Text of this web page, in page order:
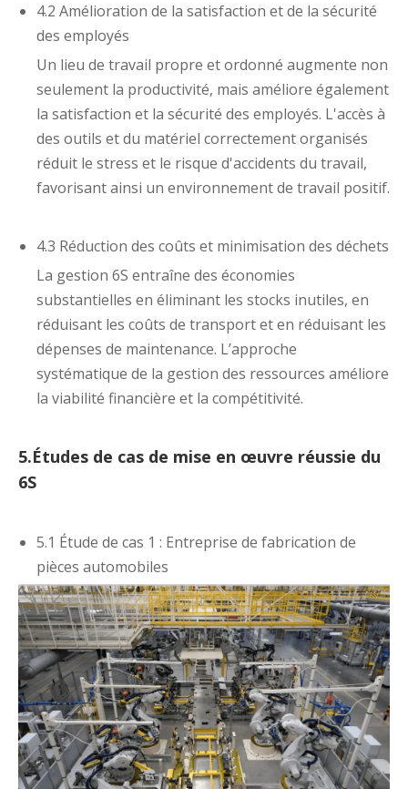
4.2 Amélioration de la satisfaction et de la sécurité
des employés
Un lieu de travail propre et ordonné augmente non
seulement la productivité, mais améliore également
la satisfaction et la sécurité des employés. L'accès à
des outils et du matériel correctement organisés
réduit le stress et le risque d'accidents du travail,
favorisant ainsi un environnement de travail positif.
4.3 Réduction des coûts et minimisation des déchets
La gestion 6S entraîne des économies
substantielles en éliminant les stocks inutiles, en
réduisant les coûts de transport et en réduisant les
dépenses de maintenance. L’approche
systématique de la gestion des ressources améliore
la viabilité financière et la compétitivité.
5.Études de cas de mise en œuvre réussie du
6S
5.1 Étude de cas 1 : Entreprise de fabrication de
pièces automobiles